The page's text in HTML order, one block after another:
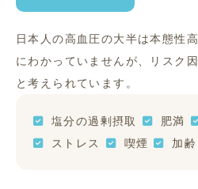
日本人の高血圧の大半は本態性
にわかっていませんが、リスク
と考えられています。
塩分の過剰摂取 肥満
ストレス
喫煙 加齢